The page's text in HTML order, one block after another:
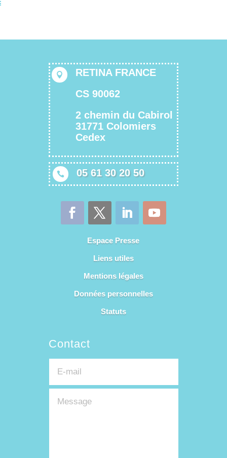

RETINA FRANCE
CS 90062
2 chemin du Cabirol
31771 Colomiers
Cedex
 05 61 30 20 50
Espace Presse
Liens utiles
Mentions légales
Données personnelles
Statuts
Contact